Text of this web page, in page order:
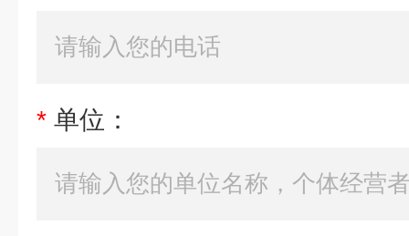
* 单位：